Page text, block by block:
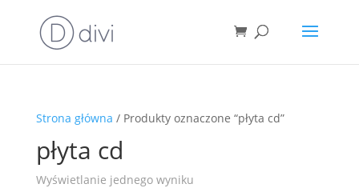
Strona główna / Produkty oznaczone “płyta cd”
płyta cd
Wyświetlanie jednego wyniku